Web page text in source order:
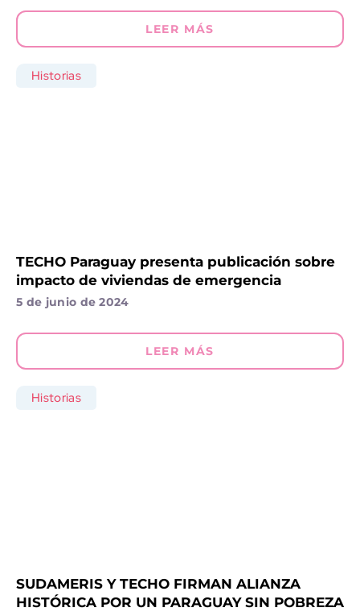
LEER MÁS
TECHO Paraguay presenta publicación sobre
impacto de viviendas de emergencia
5 de junio de 2024
LEER MÁS
Historias
SUDAMERIS Y TECHO FIRMAN ALIANZA
HISTÓRICA POR UN PARAGUAY SIN POBREZA
Historias